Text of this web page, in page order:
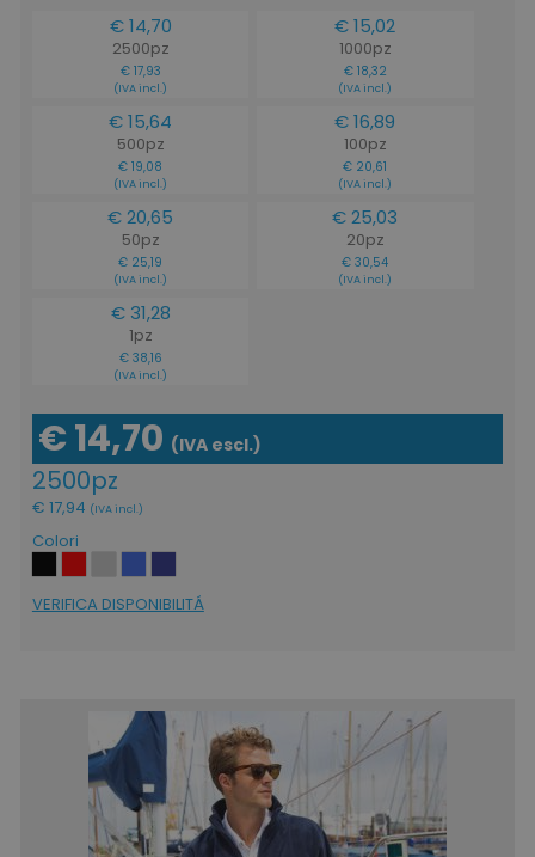
€ 14,70
2500pz
€ 17,93
(IVA incl.)
€ 15,02
1000pz
€ 18,32
(IVA incl.)
€ 15,64
500pz
€ 19,08
(IVA incl.)
€ 16,89
100pz
€ 20,61
(IVA incl.)
€ 20,65
50pz
€ 25,19
(IVA incl.)
€ 25,03
20pz
€ 30,54
(IVA incl.)
€ 31,28
1pz
€ 38,16
(IVA incl.)
€ 14,70 (IVA escl.)
2500pz
€ 17,94 (IVA incl.)
Colori
VERIFICA DISPONIBILITÁ